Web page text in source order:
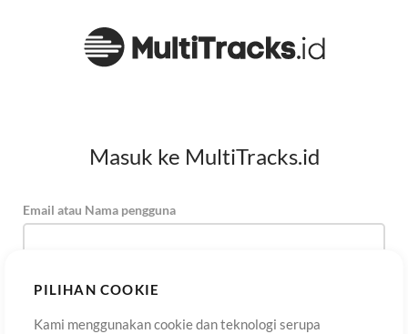
PILIHAN COOKIE
Kami menggunakan cookie dan teknologi serupa
Masuk ke MultiTracks.id
Email atau Nama pengguna